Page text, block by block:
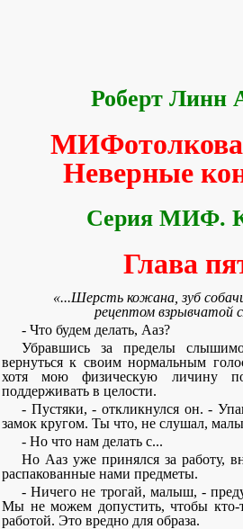
Роберт Линн
Неверные
Серия МИФ.
Глава
«...Шерсть кожана, зуб
рецептом взрывчатой
- Что будем делать, Ааз?
Убравшись за пределы
вернуться к своим нормальным
хотя мою физическую личину по-
поддерживать в целости.
- Пустяки, - откликнулся он. -
замок кругом. Ты что, не слушал,
- Но что нам делать с...
Но Ааз уже принялся за работу,
распакованные нами предметы.
- Ничего не трогай, малыш, -
Мы не можем допустить, чтобы кто-
работой. Это вредно для образа.